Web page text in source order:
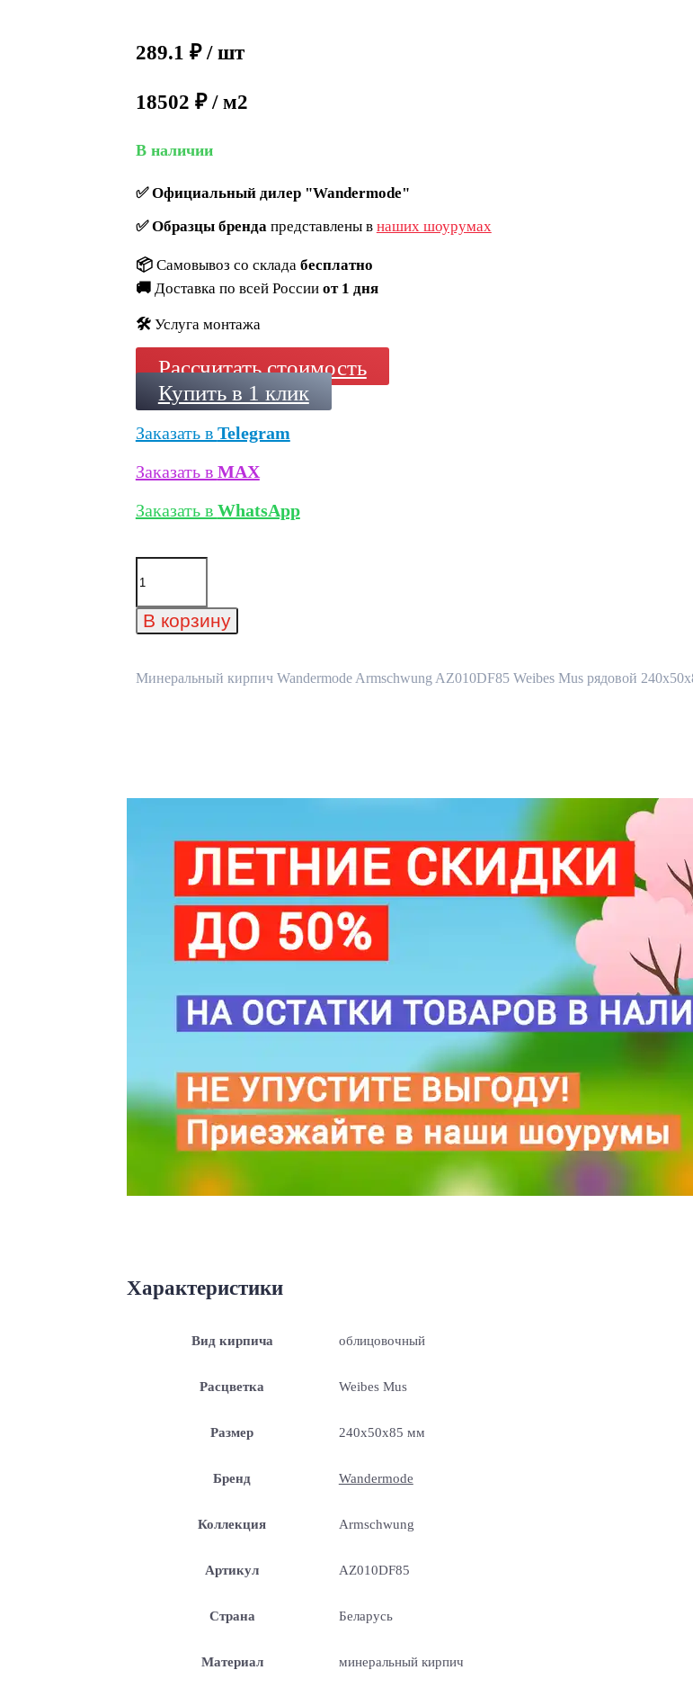
289.1 ₽ / шт
18502 ₽ / м2
В наличии
✅Официальный дилер "Wandermode"
✅Образцы брендапредставлены в наших шоурумах
📦 Самовывоз со склада бесплатно
🚚 Доставка по всей России от 1 дня
🛠️ Услуга монтажа
Рассчитать стоимость
Купить в 1 клик
Заказать в Telegram
Заказать в MAX
Заказать в WhatsApp
Количество
товара
кирпич
Wandermode
Weibes
В корзину
Минеральный кирпич Wandermode Armschwung AZ010DF85 Weibes Mus рядовой
Характеристики
Вид кирпича облицовочный
Расцветка Weibes Mus
Размер 240x50x85 мм
Бренд Wandermode
Коллекция Armschwung
Артикул AZ010DF85
Страна Беларусь
Материал минеральный кирпич